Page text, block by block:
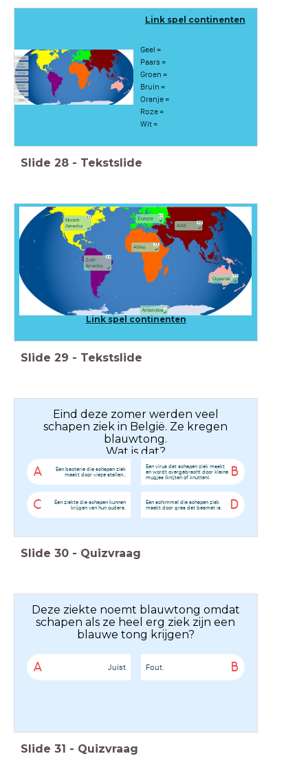
Link spel continenten
Geel =
Paars =
Groen =
Bruin =
Oranje =
Roze =
Wit =
Slide 28 - Tekstslide
Link spel continenten
Slide 29 - Tekstslide
Eind deze zomer werden veel
schapen ziek in België. Ze kregen
blauwtong.
Wat is dat?
A
Een bacterie die schapen ziek
maakt door vieze stallen..
B
Een virus dat schapen ziek maakt
en wordt overgebracht door kleine
mugjes (knijten of knutten).
C
Een ziekte die schapen kunnen
krijgen van hun ouders.
D
Een schimmel die schapen ziek
maakt door gras dat besmet is.
Slide 30 - Quizvraag
Deze ziekte noemt blauwtong omdat
schapen als ze heel erg ziek zijn een
blauwe tong krijgen?
A Juist B
Fout.
Slide 31 - Quizvraag